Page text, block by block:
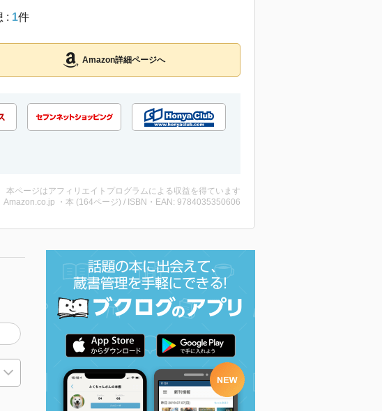
: 1件
Amazon詳細ページへ
本ページはアフィリエイトプログラムによる収益を得ています
Amazon.co.jp ・本 (164ページ) / ISBN・EAN: 9784035350606